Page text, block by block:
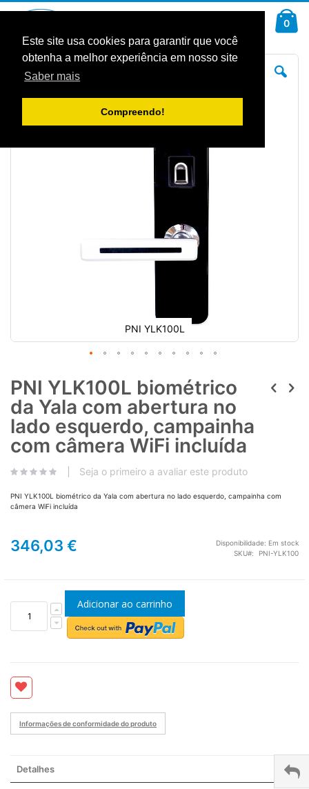
Este site usa cookies para garantir que você
obtenha a melhor experiência em nosso site
Saber mais
Compreendo!
Conteúdo
0
Saltar
PNI YLK100L
PNI YLK100L biométrico
da Yala com abertura no
lado esquerdo, campainha
com câmera WiFi incluída
Seja o primeiro a avaliar este produto
PNI YLK100L biométrico da Yala com abertura no lado esquerdo, campainha com
câmera WiFi incluída
346,03 € Disponibilidade: Em stock
SKU
PNI-YLK100
Adicionar ao carrinho
Informações de conformidade do produto
Detalhes